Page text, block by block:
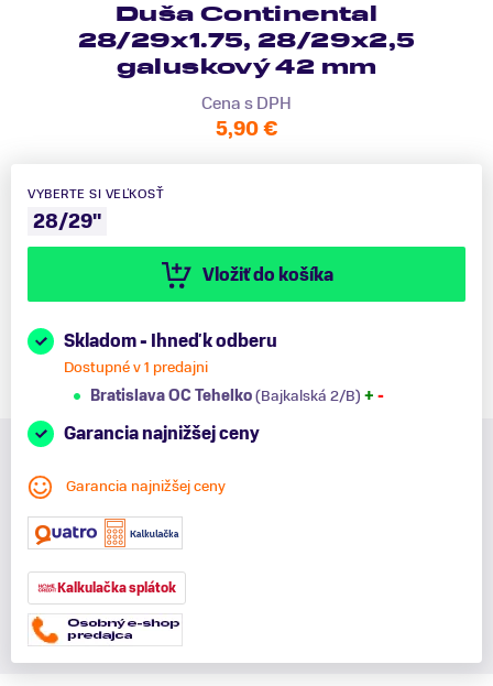
Duša Continental
28/29x1.75, 28/29x2,5
galuskový 42 mm
Cena s DPH
5,90 €
VYBERTE SI VEĽKOSŤ
28/29"
Vložiť do košíka
Skladom - Ihneď k odberu
Dostupné v 1 predajni
Bratislava OC Tehelko(Bajkalská 2/B) + -
Garancia najnižšej ceny
Garancia najnižšej ceny
Kalkulačka splátok